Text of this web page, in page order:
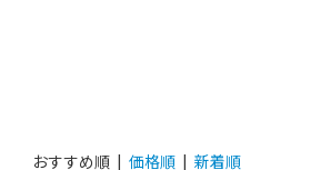
おすすめ順 | 価格順 | 新着順